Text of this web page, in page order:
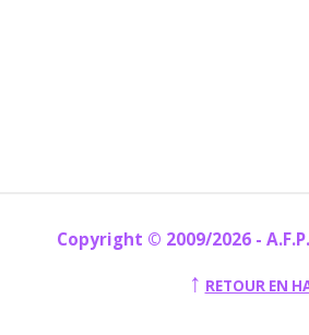
Copyright © 2009/2026 -
↑ RETOUR EN